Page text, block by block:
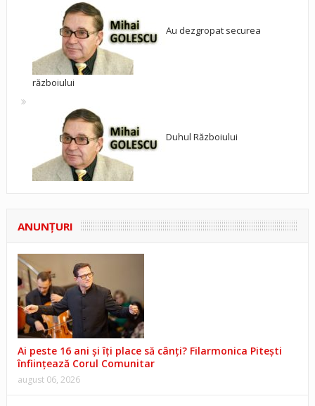
Au dezgropat securea
războiului
Duhul Războiului
ANUNŢURI
Ai peste 16 ani și îți place să cânți? Filarmonica Pitești
înființează Corul Comunitar
august 06, 2026